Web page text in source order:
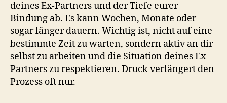
deines Ex-Partners und der Tiefe eurer
Bindung ab. Es kann Wochen, Monate oder
sogar länger dauern. Wichtig ist, nicht auf eine
bestimmte Zeit zu warten, sondern aktiv an dir
selbst zu arbeiten und die Situation deines Ex-
Partners zu respektieren. Druck verlängert den
Prozess oft nur.